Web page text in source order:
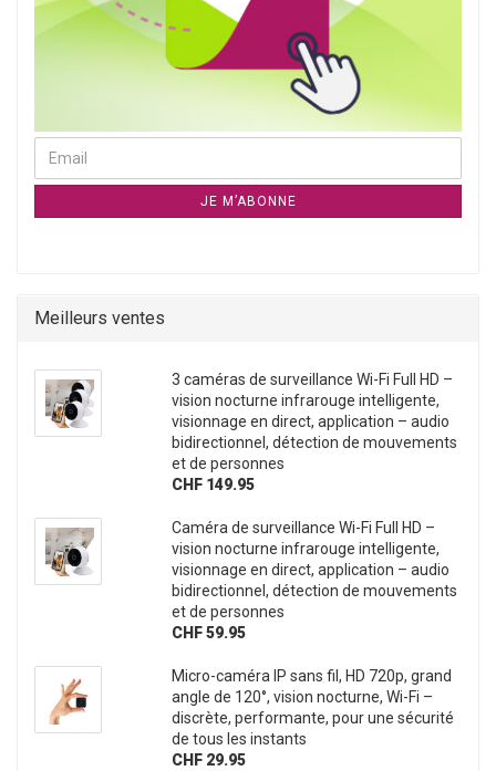
JE M’ABONNE
Meilleurs ventes
3 caméras de surveillance Wi-Fi Full HD –
vision nocturne infrarouge intelligente,
visionnage en direct, application – audio
bidirectionnel, détection de mouvements
et de personnes
CHF 149.95
Caméra de surveillance Wi-Fi Full HD –
vision nocturne infrarouge intelligente,
visionnage en direct, application – audio
bidirectionnel, détection de mouvements
et de personnes
CHF 59.95
Micro-caméra IP sans fil, HD 720p, grand
angle de 120°, vision nocturne, Wi-Fi –
discrète, performante, pour une sécurité
de tous les instants
CHF 29.95